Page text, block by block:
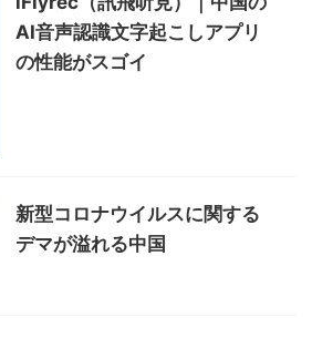
AI音声認識文字起こしアプリ
の性能がスゴイ
新型コロナウイルスに関する
デマが溢れる中国